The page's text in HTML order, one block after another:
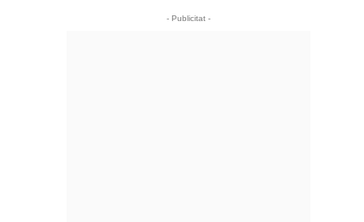
- Publicitat -